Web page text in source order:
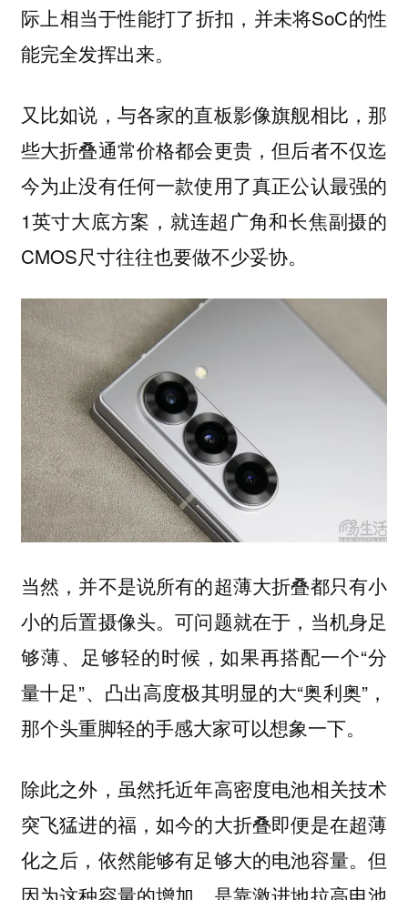
际上相当于性能打了折扣，并未将SoC的性
能完全发挥出来。
又比如说，与各家的直板影像旗舰相比，那
些大折叠通常价格都会更贵，但后者不仅迄
今为止没有任何一款使用了真正公认最强的
1英寸大底方案，就连超广角和长焦副摄的
CMOS尺寸往往也要做不少妥协。
当然，并不是说所有的超薄大折叠都只有小
小的后置摄像头。可问题就在于，当机身足
够薄、足够轻的时候，如果再搭配一个“分
量十足”、凸出高度极其明显的大“奥利奥”，
那个头重脚轻的手感大家可以想象一下。
除此之外，虽然托近年高密度电池相关技术
突飞猛进的福，如今的大折叠即便是在超薄
化之后，依然能够有足够大的电池容量。但
因为这种容量的增加，是靠激进地拉高电池